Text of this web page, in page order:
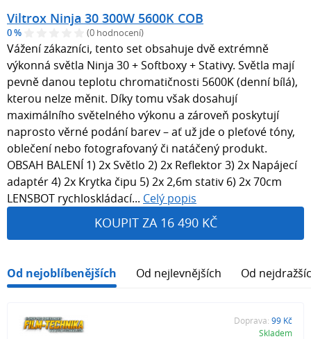
Viltrox Ninja 30 300W 5600K COB
0 % (0 hodnocení)
Vážení zákazníci, tento set obsahuje dvě extrémně
výkonná světla Ninja 30 + Softboxy + Stativy. Světla mají
pevně danou teplotu chromatičnosti 5600K (denní bílá),
kterou nelze měnit. Díky tomu však dosahují
maximálního světelného výkonu a zároveň poskytují
naprosto věrné podání barev – ať už jde o pleťové tóny,
oblečení nebo fotografovaný či natáčený produkt.
OBSAH BALENÍ 1) 2x Světlo 2) 2x Reflektor 3) 2x Napájecí
adaptér 4) 2x Krytka čipu 5) 2x 2,6m stativ 6) 2x 70cm
LENSBOT rychloskládací... Celý popis
KOUPIT ZA 16 490 KČ
Od nejoblíbenějších Od nejlevnějších Od
Doprava: 99 Kč
Skladem